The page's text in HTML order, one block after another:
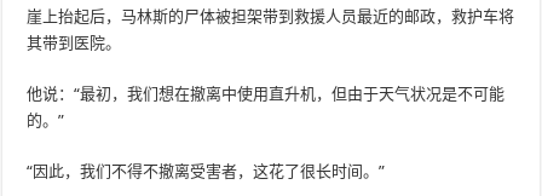
崖上抬起后，马林斯的尸体被担架带到救援人员最近的邮政，救护车将
其带到医院。
他说：“最初，我们想在撤离中使用直升机，但由于天气状况是不可能
的。”
“因此，我们不得不撤离受害者，这花了很长时间。”